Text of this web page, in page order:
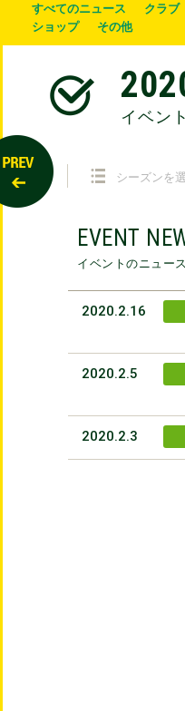
すべてのニュース クラブ
ショップ
その他
イベン
シーズンを
EVENT
イベントのニュース
2020.2.16
2020.2.5
2020.2.3